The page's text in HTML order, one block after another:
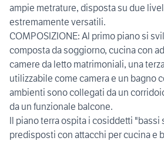
ampie metrature, disposta su due
estremamente versatili.
COMPOSIZIONE: Al primo piano si
composta da soggiorno, cucina con
camere da letto matrimoniali, una
utilizzabile come camera e un bagno
ambienti sono collegati da un
da un funzionale balcone.
Il piano terra ospita i cosiddetti "bassi
predisposti con attacchi per cucina e